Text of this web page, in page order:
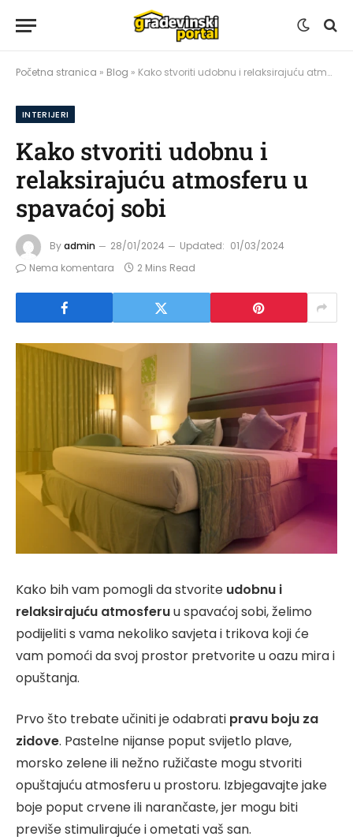
Početna stranica » Blog » Kako stvoriti udobnu i relaksirajuću atmosferu u spavaćoj sobi
INTERIJERI
Kako stvoriti udobnu i
relaksirajuću atmosferu u
spavaćoj sobi
Byadmin 28/01/2024 Updated: 01/03/2024
Nema komentara
2 Mins Read
Kako bih vam pomogli da stvorite udobnu i
relaksirajuću atmosferuu spavaćoj sobi, želimo
podijeliti s vama nekoliko savjeta i trikova koji će
vam pomoći da svoj prostor pretvorite u oazu mira i
opuštanja.
Prvo što trebate učiniti je odabrati pravu boju za
zidove. Pastelne nijanse poput svijetlo plave,
morsko zelene ili nežno ružičaste mogu stvoriti
opuštajuću atmosferu u prostoru. Izbjegavajte jake
boje poput crvene ili narančaste, jer mogu biti
previše stimulirajuće i ometati vaš san.